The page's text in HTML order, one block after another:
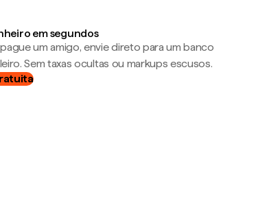
em segundos
um amigo, envie direto para um banco
Sem taxas ocultas ou markups escusos.